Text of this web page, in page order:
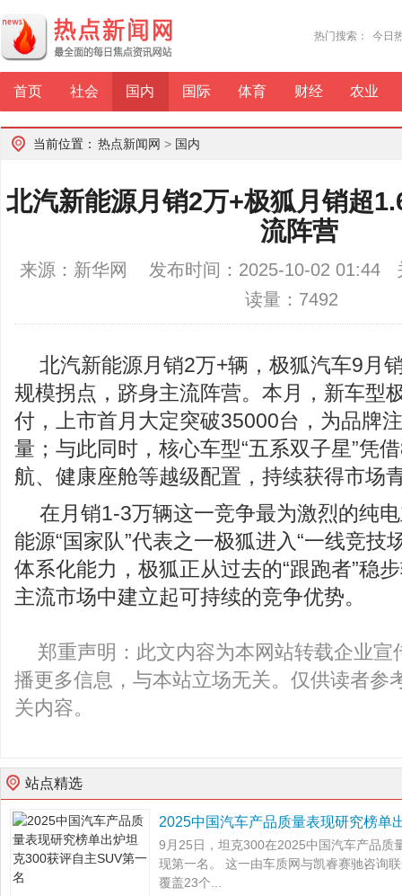
热门搜索： 今日
首页 社会 国内 国际 体育 财经 农业
当前位置： 热点新闻网 > 国内
北汽新能源月销2万+极狐月销超
流阵营
来源：新华网 发布时间：2025-10-02 01:44
读量：7492
北汽新能源月销2万+辆，极狐汽车9月
规模拐点，跻身主流阵营。本月，新车型
付，上市首月大定突破35000台，为品牌
量；与此同时，核心车型“五系双子星”凭
航、健康座舱等越级配置，持续获得市场
在月销1-3万辆这一竞争最为激烈的纯
能源“国家队”代表之一极狐进入“一线竞技
体系化能力，极狐正从过去的“跟跑者”稳
主流市场中建立起可持续的竞争优势。
郑重声明：此文内容为本网站转载企业宣
播更多信息，与本站立场无关。仅供读者参
关内容。
站点精选
2025中国汽车产品质量表现研究榜单
9月25日，坦克300在2025中国汽车产品质
现第一名。 这一由车质网与凯睿赛驰咨询
覆盖23个...